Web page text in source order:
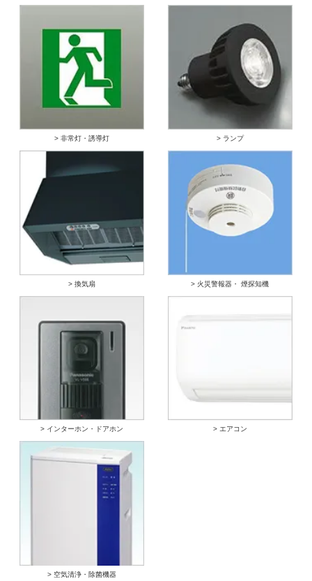
> 非常灯・誘導灯 > ランプ
> 換気扇 > 火災警報器・ 煙探知機
> インターホン・ドアホン > エアコン
> 空気清浄・除菌機器